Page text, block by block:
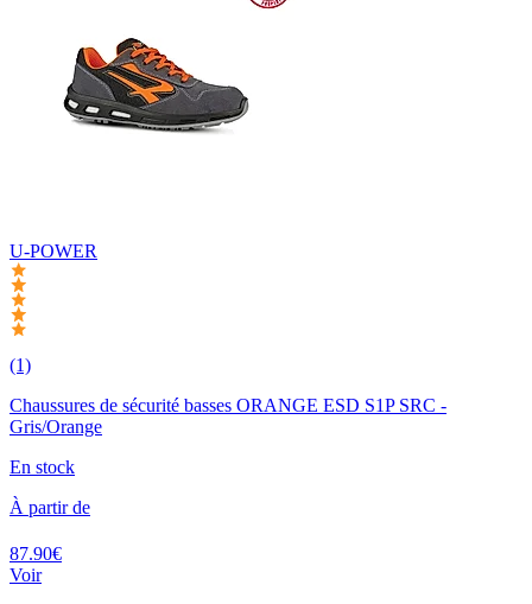
U-POWER
(1)
Chaussures de sécurité basses ORANGE ESD S1P SRC -
Gris/Orange
En stock
À partir de
87.90€
Voir